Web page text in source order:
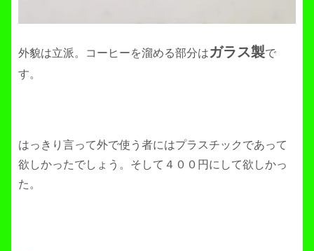
外貌は立派。コーヒーを溜める部分はガラス製で
す。
はっきり言って外で使う者にはプラスチックであって
欲しかったでしょう。そして４００円にして欲しかっ
た。